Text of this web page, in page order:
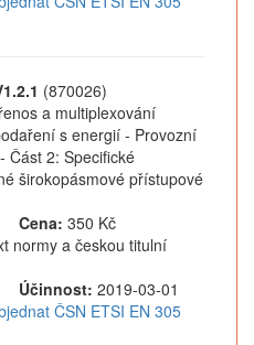
(870026)
a multiplexování
s energií - Provozní
Část 2: Specifické
širokopásmové přístupové
Cena: 350 Kč
normy a českou titulní
Účinnost: 2019-03-01
ČSN ETSI EN 305